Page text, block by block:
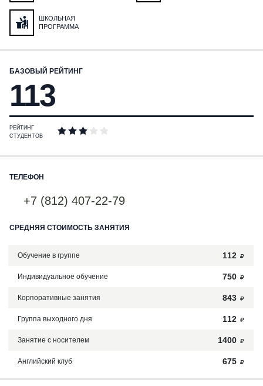
ШКОЛЬНАЯ
ПРОГРАММА
БАЗОВЫЙ РЕЙТИНГ
113
РЕЙТИНГ
СТУДЕНТОВ
ТЕЛЕФОН
+7 (812) 407-22-79
СРЕДНЯЯ СТОИМОСТЬ ЗАНЯТИЯ
Обучение в группе 112
Индивидуальное обучение 750
Корпоративные занятия 843
Группа выходного дня 112
Занятие с носителем 1400
Английский клуб 675